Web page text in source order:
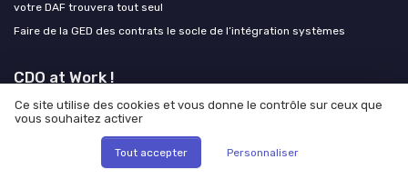
votre DAF trouvera tout seul
Faire de la GED des contrats le socle de l’intégration systèmes
CDO at Work !
Mentions légales Politique de confidentialité
Ce site utilise des cookies et vous donne le contrôle sur ceux que
vous souhaitez activer
Tout accepter Personnaliser